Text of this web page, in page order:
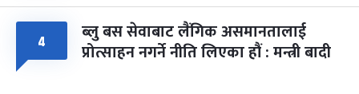
४ ब्लु बस सेवाबाट लैंगिक असमानतालाई
प्रोत्साहन नगर्ने नीति लिएका हौं : मन्त्री बादी